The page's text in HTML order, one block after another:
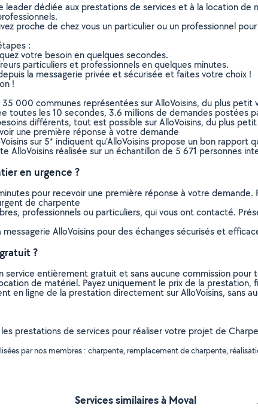
leader dédiée aux prestations de services et à la location
proche de chez vous un particulier ou un professionnel
:
votre besoin en quelques secondes.
particuliers et professionnels en quelques minutes.
la messagerie privée et sécurisée et faites votre choix !
!
000 communes représentées sur AlloVoisins, du plus
toutes les 10 secondes, 3.6 millions de demandes postées
différents, tout est possible sur AlloVoisins, du plus
une première réponse à votre demande
sur 5* indiquent qu’AlloVoisins propose un bon rapport
AlloVoisins réalisée sur un échantillon de 5 671 personnes
en urgence ?
pour recevoir une première réponse à votre
de charpente
professionnels ou particuliers, qui vous ont contacté.
AlloVoisins pour des échanges sécurisés et
?
service entièrement gratuit et sans aucune commission
de matériel. Payez uniquement le prix de la prestation,
en ligne de la prestation directement sur AlloVoisins, sans
les prestations de services pour réaliser votre projet de
par nos membres : charpente, remplacement de charpente,
Services similaires à Moval